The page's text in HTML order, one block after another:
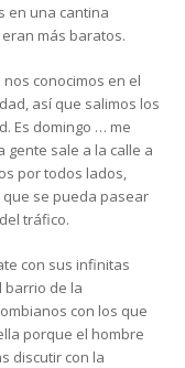
en una cantina
más baratos.
conocimos en el
así que salimos los
Es domingo … me
gente sale a la calle a
por todos lados,
que se pueda pasear
tráfico.
con sus infinitas
barrio de la
con los que
porque el hombre
discutir con la